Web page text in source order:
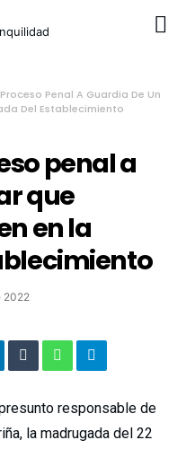
Penal A Guardia De Un
Del Establecimiento
penal a
que
en la
2022
responsable de
la madrugada del 22